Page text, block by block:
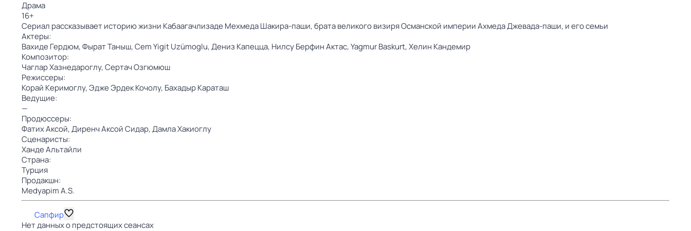
Драма
16+
Сериал рассказывает историю жизни Кабаагачлизаде Мехмеда Шакира-паши, брата великого визиря Османской империи Ахмеда Джевада-паши, и его семьи
Актеры:
Вахиде Гердюм,Фырат Таныш,Cem Yigit Uzümoglu,Дениз Капецца, Нилсу Берфин Актас,Yagmur Baskurt,Хелин Кандемир
Композитор:
Чаглар Хазнедароглу,Сертач Озгюмюш
Режиссеры:
Корай Керимоглу,Эдже Эрдек Кочолу, Бахадыр Караташ
Ведущие:
—
Продюссеры:
Фатих Аксой,Диренч Аксой Сидар,Дамла Хакиоглу
Сценаристы:
Ханде Альтайли
Страна:
Турция
Продакшн:
Medyapim A.S.
Сапфир
Нет данных о предстоящих сеансах